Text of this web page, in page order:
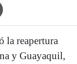
Icon
la reapertura
y Guayaquil,